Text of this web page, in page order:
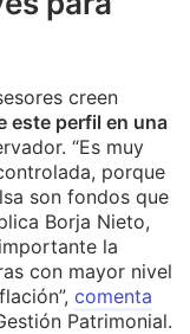
creen
este perfil en una
“Es muy
porque
son fondos que
Borja Nieto,
la
con mayor nivel
comenta
Patrimonial.